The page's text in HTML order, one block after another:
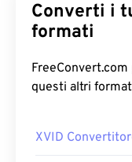
Converti i tuoi file
formati
FreeConvert.com
questi altri
XVID